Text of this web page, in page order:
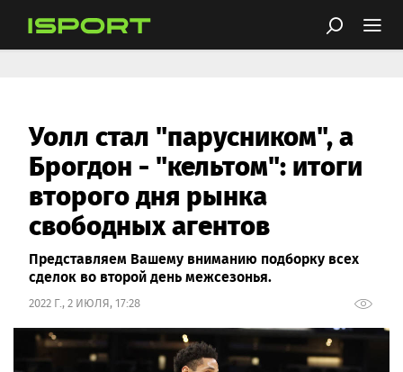
Уолл стал "парусником", а
Брогдон - "кельтом": итоги
второго дня рынка
свободных агентов
Представляем Вашему вниманию подборку всех
сделок во второй день межсезонья.
2022 Г., 2 ИЮЛЯ, 17:28